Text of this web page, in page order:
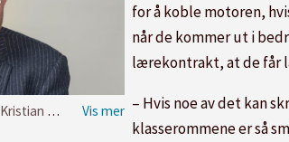
Kristian Brustad
for å koble motoren,
når de kommer ut i
lærekontrakt, at de får
– Hvis noe av det kan
klasserommene er så